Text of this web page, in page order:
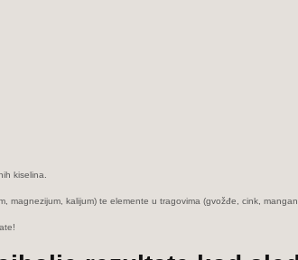
kiselina.
kalijum) te elemente u tragovima (gvožđe, cink,